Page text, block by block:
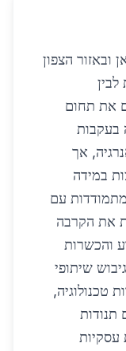
ובאזור הצפון
את תחום
בעקבות
אך
במידה
עם
את הקרבה
והכשרות
שיתופי
טכנולוגיה,
תנודות
עסקיות